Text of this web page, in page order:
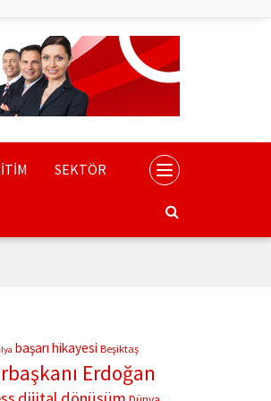
SEKTÖR
başarı hikayesi Beşiktaş
Erdoğan